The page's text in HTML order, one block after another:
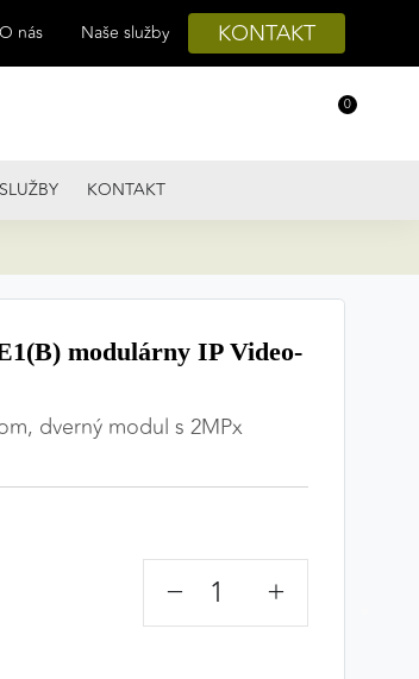
O nás Naše služby KONTAKT
0
SLUŽBY KONTAKT
modulárny IP Video-
dverný modul s 2MPx
− +